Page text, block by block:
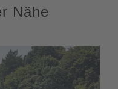
Nähe